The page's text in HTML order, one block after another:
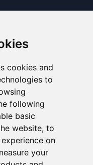
cookies and
to
following
basic
website, to
on
your